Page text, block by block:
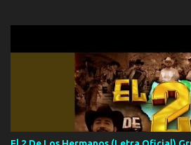
estándares 110 mil records de pistas no
verme en las revistas Ya pasé Italia
Francia ropa de 100.000 bolas Louis
repleta de presidentes la bolsa estoy en
cuenta chequeen gráficas del kitch